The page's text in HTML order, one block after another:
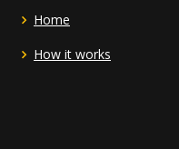
Home
How it works